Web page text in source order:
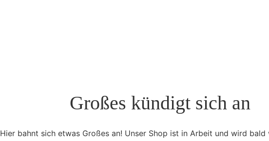
Großes kündigt sich an
Hier bahnt sich etwas Großes an! Unser Shop ist in Arbeit und wird